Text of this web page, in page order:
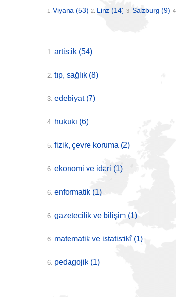
1. Viyana (53) 2. Linz (14) 3. Salzburg (9) 4.
1. artistik (54)
2. tıp, sağlık (8)
3. edebiyat (7)
4. hukuki (6)
5. fizik, çevre koruma (2)
6. ekonomi ve idari (1)
6. enformatik (1)
6. gazetecilik ve bilişim (1)
6. matematik ve istatistikî (1)
6. pedagojik (1)